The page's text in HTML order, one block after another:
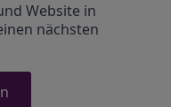
Website in
nächsten